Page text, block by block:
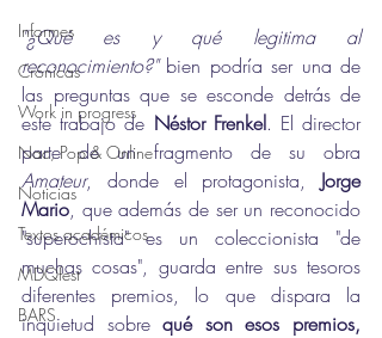
Informes
Crónicas
Work in progress
Nac, Pop & Online
Noticias
Textos académicos
MDQfest
BARS
"¿Qué es y qué legitima al
reconocimiento?" bien podría ser una de
las preguntas que se esconde detrás de
este trabajo de Néstor Frenkel. El director
Amateur, donde el protagonista, Jorge
Mario, que además de ser un reconocido
"superochista" es un coleccionista "de
muchas cosas", guarda entre sus tesoros
diferentes premios, lo que dispara la
inquietud sobre qué son esos premios,